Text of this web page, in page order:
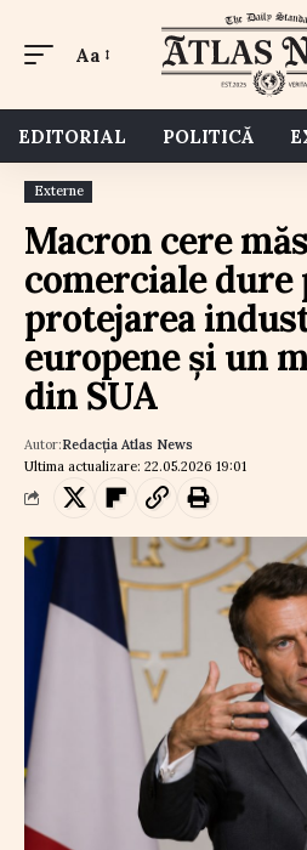
Aa
EDITORIAL POLITICĂ
Externe
Macron cere
comerciale
protejarea
europene și un
din SUA
Ultima actualizare: 22.05.2026 19:01
Autor:Redacția Atlas News